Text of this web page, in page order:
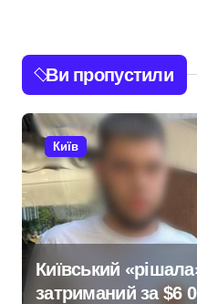
Ви пропустили
Київ
Київський
затриманий за $6